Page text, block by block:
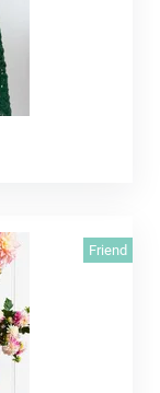
Friend